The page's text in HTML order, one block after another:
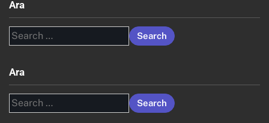
Ara
Search
for:
Ara
Search
for: